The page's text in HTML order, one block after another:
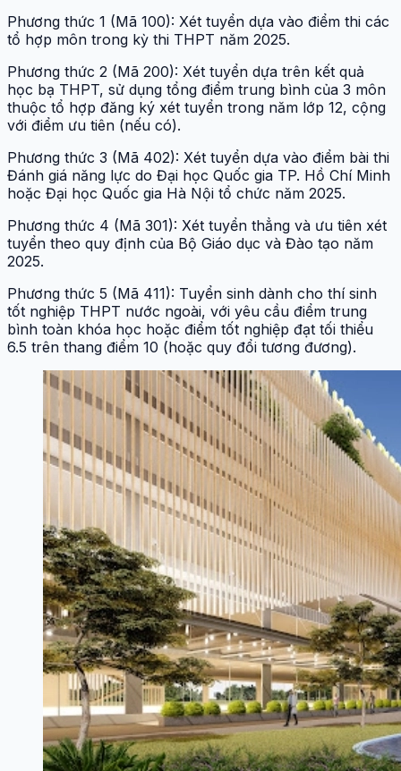
Phương thức 1 (Mã 100): Xét tuyển dựa vào điểm thi các
tổ hợp môn trong kỳ thi THPT năm 2025.
Phương thức 2 (Mã 200): Xét tuyển dựa trên kết quả
học bạ THPT, sử dụng tổng điểm trung bình của 3 môn
thuộc tổ hợp đăng ký xét tuyển trong năm lớp 12, cộng
với điểm ưu tiên (nếu có).
Phương thức 3 (Mã 402): Xét tuyển dựa vào điểm bài thi
Đánh giá năng lực do Đại học Quốc gia TP. Hồ Chí Minh
hoặc Đại học Quốc gia Hà Nội tổ chức năm 2025.
Phương thức 4 (Mã 301): Xét tuyển thẳng và ưu tiên xét
tuyển theo quy định của Bộ Giáo dục và Đào tạo năm
2025.
Phương thức 5 (Mã 411): Tuyển sinh dành cho thí sinh
tốt nghiệp THPT nước ngoài, với yêu cầu điểm trung
bình toàn khóa học hoặc điểm tốt nghiệp đạt tối thiểu
6.5 trên thang điểm 10 (hoặc quy đổi tương đương).